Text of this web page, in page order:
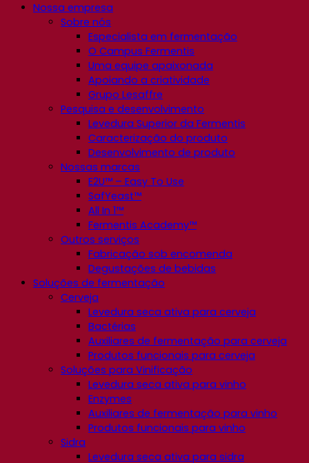
Nossa empresa
Sobre nós
Especialista em fermentação
O Campus Fermentis
Uma equipe apaixonada
Apoiando a criatividade
Grupo Lesaffre
Pesquisa e desenvolvimento
Levedura Superior da Fermentis
Caracterização do produto
Desenvolvimento de produto
Nossas marcas
E2U™ – Easy To Use
SafYeast™
All In 1™
Fermentis Academy™
Outros serviços
Fabricação sob encomenda
Degustações de bebidas
Soluções de fermentação
Cerveja
Levedura seca ativa para cerveja
Bactérias
Auxiliares de fermentação para cerveja
Produtos funcionais para cerveja
Soluções para Vinificação
Levedura seca ativa para vinho
Enzymes
Auxiliares de fermentação para vinho
Produtos funcionais para vinho
Sidra
Levedura seca ativa para sidra